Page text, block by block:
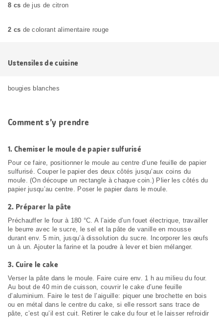
8 cs de jus de citron
2 cs de colorant alimentaire rouge
Ustensiles de cuisine
bougies blanches
Comment s’y prendre
1.Chemiser le moule de papier sulfurisé
Pour ce faire, positionner le moule au centre d’une feuille de papier
sulfurisé. Couper le papier des deux côtés jusqu’aux coins du
moule. (On découpe un rectangle à chaque coin.) Plier les côtés du
papier jusqu’au centre. Poser le papier dans le moule.
2. Préparer la pâte
Préchauffer le four à 180 °C. A l’aide d’un fouet électrique, travailler
le beurre avec le sucre, le sel et la pâte de vanille en mousse
durant env. 5 min, jusqu’à dissolution du sucre. Incorporer les œufs
un à un. Ajouter la farine et la poudre à lever et bien mélanger.
3.Cuire le cake
Verser la pâte dans le moule. Faire cuire env. 1 h au milieu du four.
Au bout de 40 min de cuisson, couvrir le cake d’une feuille
d’aluminium. Faire le test de l’aiguille: piquer une brochette en bois
ou en métal dans le centre du cake, si elle ressort sans trace de
pâte, c’est qu’il est cuit. Retirer le cake du four et le laisser refroidir